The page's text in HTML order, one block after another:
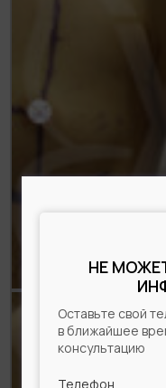
НЕ
Оставьте свой
в ближайшее
консультацию
Телефон